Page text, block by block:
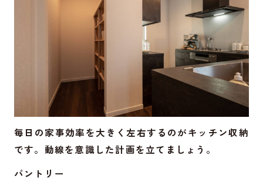
毎日の家事効率を大きく左右するのがキッチン収納
です。動線を意識した計画を立てましょう。
パントリー